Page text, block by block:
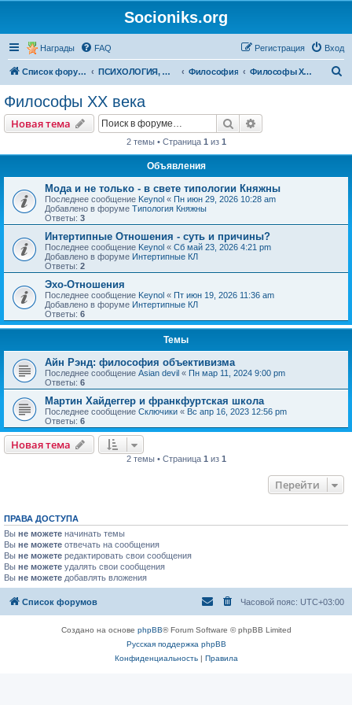
Socioniks.org
Награды FAQ Вход
Регистрация
Список форумов ПСИХОЛОГИЯ, ФИЛОСОФИЯ Философия Философы XX века
Философы XX века
Новая тема Поиск
2 темы • Страница 1 из 1
Объявления
Мода и не только - в свете типологии Княжны
Последнее сообщение Keynol « Пн июн 29, 2026 10:28 am
Добавлено в форуме Типология Княжны
Ответы: 3
Интертипные Отношения - суть и причины?
Последнее сообщение Keynol « Сб май 23, 2026 4:21 pm
Добавлено в форуме Интертипные КЛ
Ответы: 2
Эхо-Отношения
Последнее сообщение Keynol « Пт июн 19, 2026 11:36 am
Добавлено в форуме Интертипные КЛ
Ответы: 6
Темы
Айн Рэнд: философия объективизма
Последнее сообщение Asian devil « Пн мар 11, 2024 9:00 pm
Ответы: 6
Мартин Хайдеггер и франкфуртская школа
Последнее сообщение Сключики « Вс апр 16, 2023 12:56 pm
Ответы: 6
Новая тема
2 темы • Страница 1 из 1
Перейти
ПРАВА ДОСТУПА
Вы не можете начинать темы
Вы не можете отвечать на сообщения
Вы не можете редактировать свои сообщения
Вы не можете удалять свои сообщения
Вы не можете добавлять вложения
Список форумов Часовой пояс: UTC+03:00
Создано на основе phpBB® Forum Software © phpBB Limited
Русская поддержка phpBB
Конфиденциальность| Правила